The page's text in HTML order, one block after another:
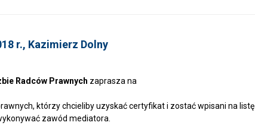
r., Kazimierz Dolny
Radców Prawnych zaprasza na
którzy chcieliby uzyskać certyfikat i zostać wpisani na listę
zawód mediatora.